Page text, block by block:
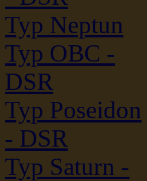
Typ Neptun
Typ OBC -
DSR
Typ Poseidon
- DSR
Typ Saturn -